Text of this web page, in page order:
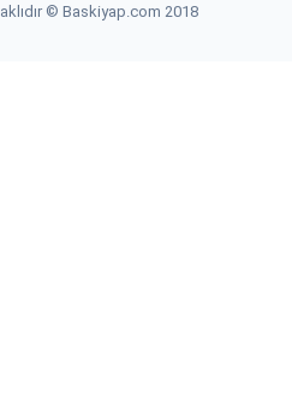
© Baskiyap.com 2018